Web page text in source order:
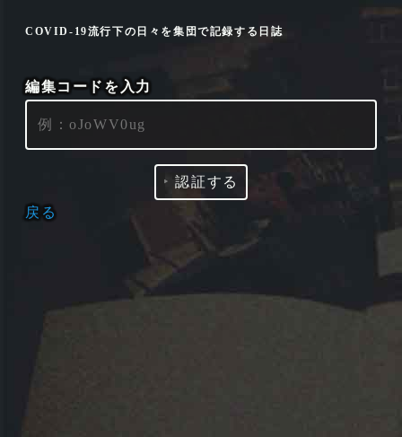
COVID-19流行下の日々を集団で記録する日誌
編集コードを入力
‣ 認証する
戻る